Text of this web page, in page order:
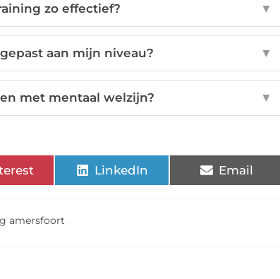
zo effectief? ▼
aan mijn niveau? ▼
met mentaal welzijn? ▼
LinkedIn Email
amersfoort